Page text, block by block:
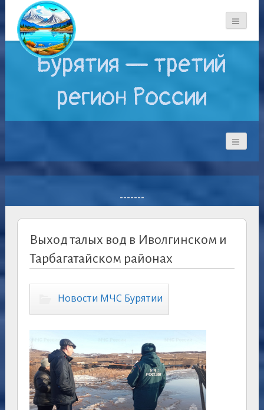
Бурятия — третий
регион России
-------
Выход талых вод в Иволгинском и
Тарбагатайском районах
Новости МЧС Бурятии